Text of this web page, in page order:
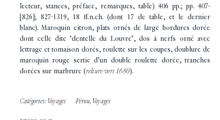
lecteur, stances, préface, remarques, table) 406 pp.; pp. 407-
[826]; 827-1319, 18 ff.n.ch. (dont 17 de table, et le dernier
blanc). Maroquin citron, plats ornés de large bordures dorée
dont celle dite ‘dentelle du Louvre’, dos à nerfs orné avec
lettrage et tomaison dorés, roulette sur les coupes, doublure de
maroquin rouge sertie d’un double roulette dorée, tranches
dorées sur marbrure (reliure vers 1680).
Catégories: Voyages Pérou, Voyages